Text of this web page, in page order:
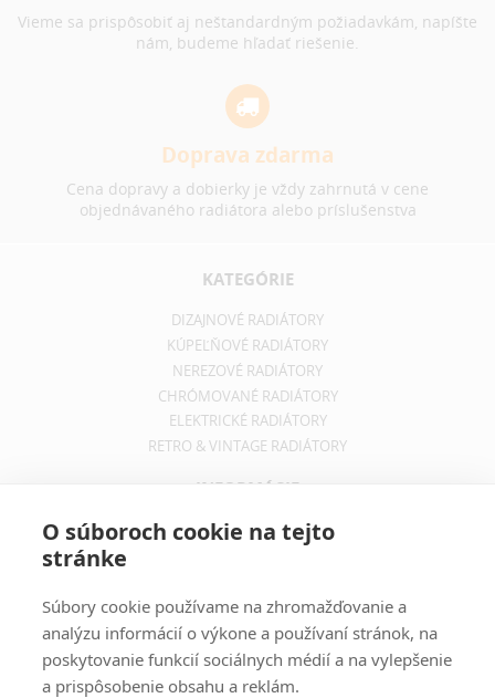
Vieme sa prispôsobiť aj neštandardným požiadavkám, napíšte
nám, budeme hľadať riešenie.
Doprava zdarma
Cena dopravy a dobierky je vždy zahrnutá v cene
objednávaného radiátora alebo príslušenstva
KATEGÓRIE
DIZAJNOVÉ RADIÁTORY
KÚPEĽŇOVÉ RADIÁTORY
NEREZOVÉ RADIÁTORY
CHRÓMOVANÉ RADIÁTORY
ELEKTRICKÉ RADIÁTORY
RETRO & VINTAGE RADIÁTORY
INFORMÁCIE
OBCHODNÉ PODMIENKY
OCHRANA SÚKROMIA
Moderné a štýlové elektrické krby
O súboroch cookie na tejto
stránke
Súbory cookie používame na zhromažďovanie a
analýzu informácií o výkone a používaní stránok, na
poskytovanie funkcií sociálnych médií a na vylepšenie
a prispôsobenie obsahu a reklám.